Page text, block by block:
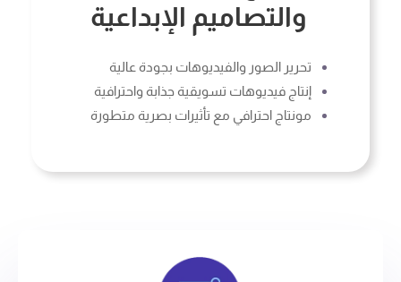
والتصاميم الإبداعية
تحرير الصور والفيديوهات بجودة عالية
إنتاج فيديوهات تسويقية جذابة واحترافية
مونتاج احترافي مع تأثيرات بصرية متطورة